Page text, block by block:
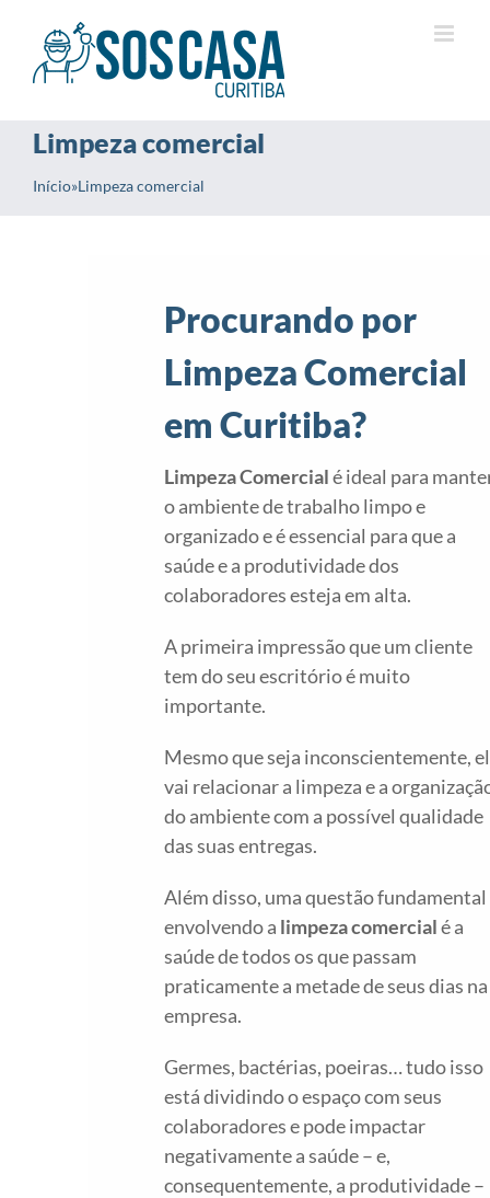
Limpeza comercial
Início»Limpeza comercial
Procurando por
Limpeza Comercial
em Curitiba?
Limpeza Comercialé ideal para
o ambiente de trabalho limpo e
organizado e é essencial para que a
saúde e a produtividade dos
colaboradores esteja em alta.
A primeira impressão que um cliente
tem do seu escritório é muito
importante.
Mesmo que seja inconscientemente,
vai relacionar a limpeza e a
do ambiente com a possível qualidade
das suas entregas.
Além disso, uma questão fundamental
envolvendo a limpeza comercialé a
saúde de todos os que passam
praticamente a metade de seus dias na
empresa.
Germes, bactérias, poeiras… tudo isso
está dividindo o espaço com seus
colaboradores e pode impactar
negativamente a saúde – e,
consequentemente, a produtividade –